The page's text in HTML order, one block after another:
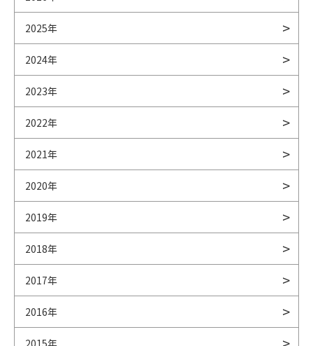
2025年
2024年
2023年
2022年
2021年
2020年
2019年
2018年
2017年
2016年
2015年